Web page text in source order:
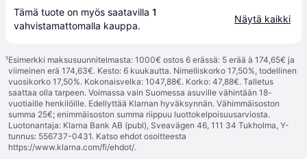
Tämä tuote on myös saatavilla 1
vahvistamattomalla kauppa.
Näytä kaikki
¹Esimerkki maksusuunnitelmasta: 1000€ ostos 6 erässä: 5 erää à 174,65€ ja
viimeinen erä 174,63€. Kesto: 6 kuukautta. Nimelliskorko 17,50%, todellinen
vuosikorko 17,50%. Kokonaisvelka: 1047,88€. Korko: 47,88€. Talletus
saattaa olla tarpeen. Voimassa vain Suomessa asuville vähintään 18-
vuotiaille henkilöille. Edellyttää Klarnan hyväksynnän. Vähimmäisoston
summa 25€; enimmäisoston summa riippuu luottokelpoisuusarviosta.
Luotonantaja: Klarna Bank AB (publ), Sveavägen 46, 111 34 Tukholma, Y-
tunnus: 556737-0431. Katso ehdot osoitteesta
https://www.klarna.com/fi/ehdot/.